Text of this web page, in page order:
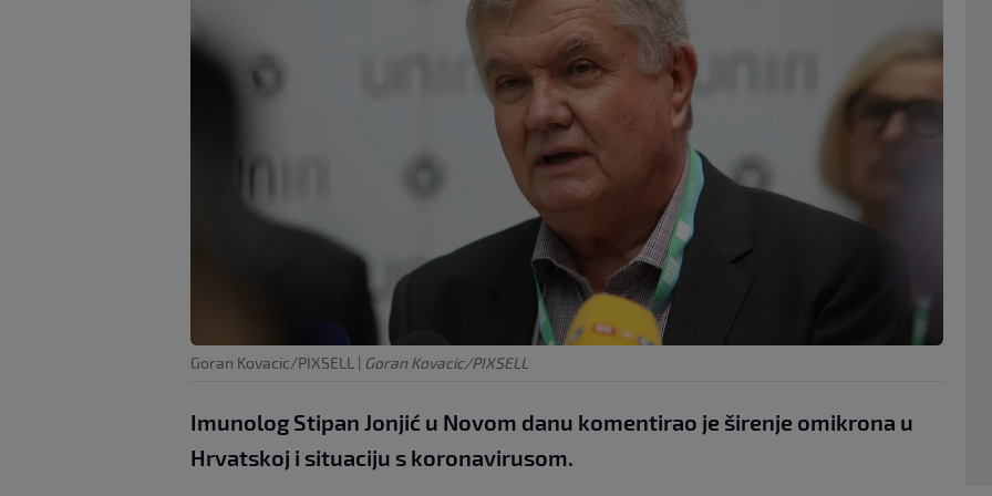
Goran Kovacic/PIXSELL | Goran Kovacic/PIXSELL
Imunolog Stipan Jonjić u Novom danu komentirao je širenje omikrona u
Hrvatskoj i situaciju s koronavirusom.